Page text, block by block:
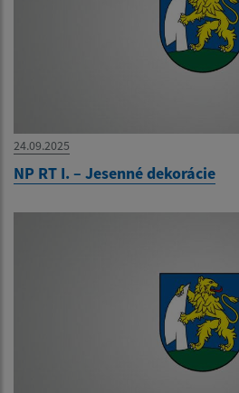
24.09.2025
NP RT I. – Jesenné dekorácie